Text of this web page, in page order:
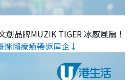
創品牌MUZIK TIGER 冰感風扇！
慵懶療癒帶返屋企↓